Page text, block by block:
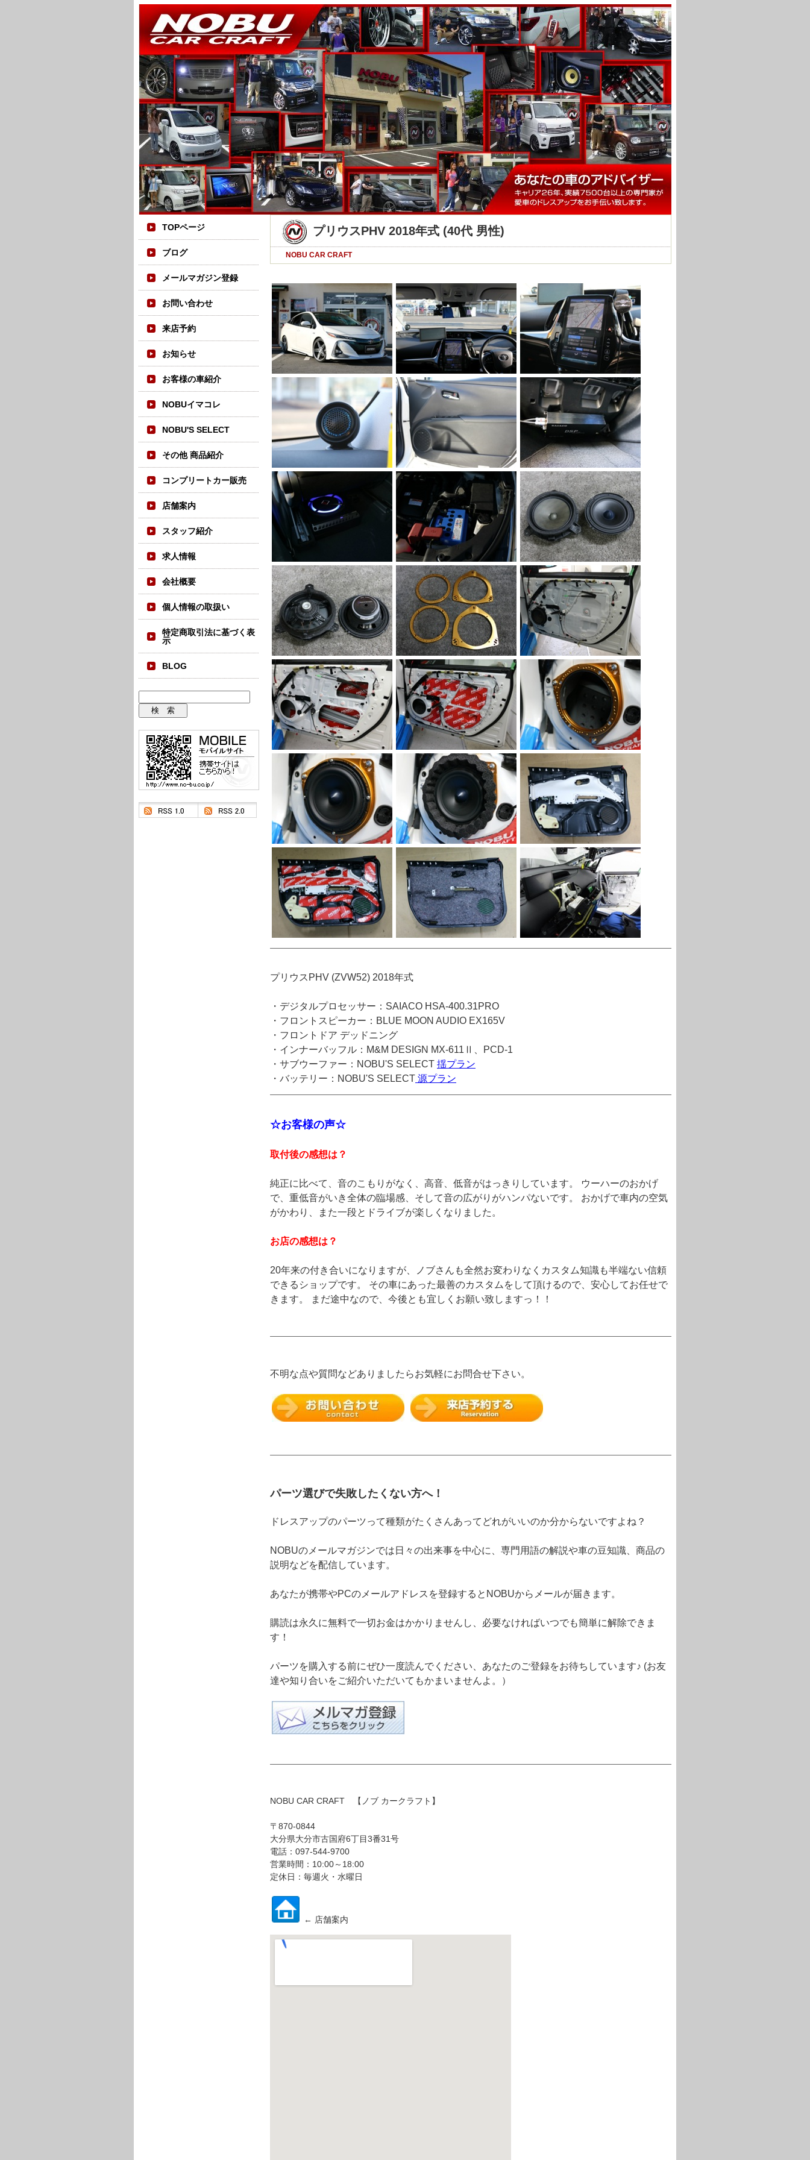
TOPページ
ブログ
メールマガジン登録
お問い合わせ
来店予約
お知らせ
お客様の車紹介
NOBUイマコレ
NOBU'S SELECT
その他 商品紹介
コンプリートカー販売
店舗案内
スタッフ紹介
求人情報
会社概要
個人情報の取扱い
特定商取引法に基づく表
示
BLOG
プリウスPHV 2018年式 (40代 男性)
NOBU CAR CRAFT
プリウスPHV (ZVW52) 2018年式
・デジタルプロセッサー：SAIACO HSA-400.31PRO
・フロントスピーカー：BLUE MOON AUDIO EX165V
・フロントドア デッドニング
・インナーバッフル：M&M DESIGN MX-611Ⅱ、PCD-1
・サブウーファー：NOBU'S SELECT 揺プラン
・バッテリー：NOBU'S SELECT 源プラン
☆お客様の声☆
取付後の感想は？
純正に比べて、音のこもりがなく、高音、低音がはっきりしています。 ウーハーのおかげ
で、重低音がいき全体の臨場感、そして音の広がりがハンパないです。 おかげで車内の空気
がかわり、また一段とドライブが楽しくなりました。
お店の感想は？
20年来の付き合いになりますが、ノブさんも全然お変わりなくカスタム知識も半端ない信頼
できるショップです。 その車にあった最善のカスタムをして頂けるので、安心してお任せで
きます。 まだ途中なので、今後とも宜しくお願い致しますっ！！
不明な点や質問などありましたらお気軽にお問合せ下さい。
パーツ選びで失敗したくない方へ！
ドレスアップのパーツって種類がたくさんあってどれがいいのか分からないですよね？
NOBUのメールマガジンでは日々の出来事を中心に、専門用語の解説や車の豆知識、商品の
説明などを配信しています。
あなたが携帯やPCのメールアドレスを登録するとNOBUからメールが届きます。
購読は永久に無料で一切お金はかかりませんし、必要なければいつでも簡単に解除できま
す！
パーツを購入する前にぜひ一度読んでください、あなたのご登録をお待ちしています♪ (お友
達や知り合いをご紹介いただいてもかまいませんよ。）
NOBU CAR CRAFT 【ノブ カークラフト】
〒870-0844
大分県大分市古国府6丁目3番31号
電話：097-544-9700
営業時間：10:00～18:00
定休日：毎週火・水曜日
← 店舗案内